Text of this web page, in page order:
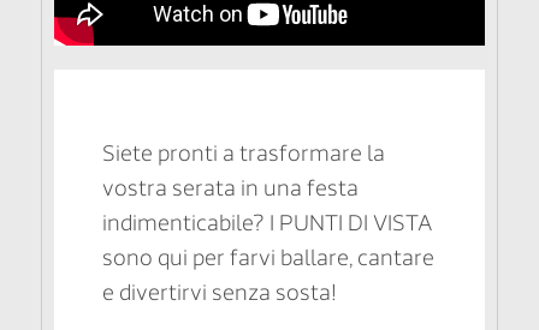
Siete pronti a trasformare la
vostra serata in una festa
indimenticabile? I PUNTI DI VISTA
sono qui per farvi ballare, cantare
e divertirvi senza sosta!